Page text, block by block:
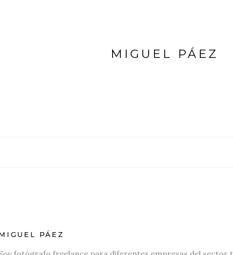
MIGUEL PÁEZ
PÁEZ